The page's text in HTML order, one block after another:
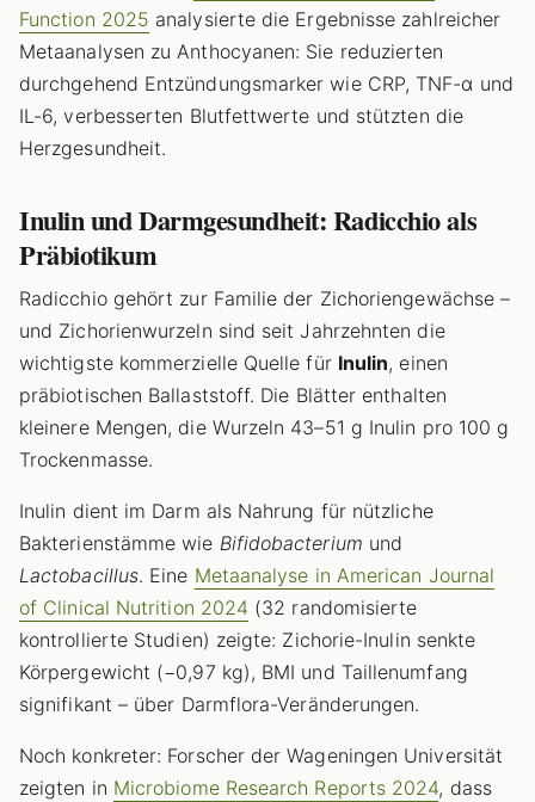
Function 2025 analysierte die Ergebnisse zahlreicher
Metaanalysen zu Anthocyanen: Sie reduzierten
durchgehend Entzündungsmarker wie CRP, TNF-α und
IL-6, verbesserten Blutfettwerte und stützten die
Herzgesundheit.
Inulin und Darmgesundheit: Radicchio als
Präbiotikum
Radicchio gehört zur Familie der Zichoriengewächse –
und Zichorienwurzeln sind seit Jahrzehnten die
wichtigste kommerzielle Quelle für Inulin, einen
präbiotischen Ballaststoff. Die Blätter enthalten
kleinere Mengen, die Wurzeln 43–51 g Inulin pro 100 g
Trockenmasse.
Inulin dient im Darm als Nahrung für nützliche
Bakterienstämme wie Bifidobacterium und
Lactobacillus. Eine Metaanalyse in American Journal
of Clinical Nutrition 2024 (32 randomisierte
kontrollierte Studien) zeigte: Zichorie-Inulin senkte
Körpergewicht (−0,97 kg), BMI und Taillenumfang
signifikant – über Darmflora-Veränderungen.
Noch konkreter: Forscher der Wageningen Universität
zeigten in Microbiome Research Reports 2024, dass